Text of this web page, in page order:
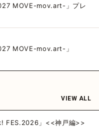
MOVE-mov.art-」プレ
MOVE-mov.art-」
VIEW ALL
FES.2026」<<神戸編>>